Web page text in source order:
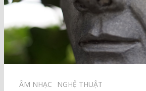
ÂM NHẠC⠀ NGHỆ THUẬT⠀